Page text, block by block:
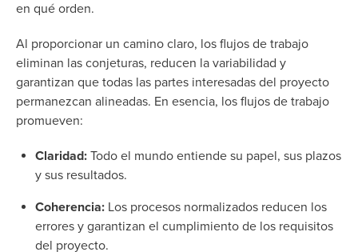
en qué orden.
Al proporcionar un camino claro, los flujos de trabajo
eliminan las conjeturas, reducen la variabilidad y
garantizan que todas las partes interesadas del proyecto
permanezcan alineadas. En esencia, los flujos de trabajo
promueven:
Claridad: Todo el mundo entiende su papel, sus plazos
y sus resultados.
Coherencia: Los procesos normalizados reducen los
errores y garantizan el cumplimiento de los requisitos
del proyecto.